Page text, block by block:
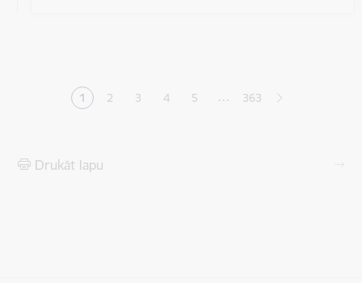
Pašreizējā lapa
1 Lapa
2 Lapa
3 Lapa
4 Lapa
5 … 363
Drukāt lapu